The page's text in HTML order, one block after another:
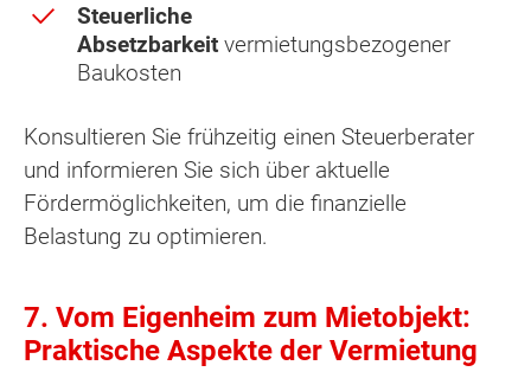
Steuerliche
Absetzbarkeit vermietungsbezogener
Baukosten
Konsultieren Sie frühzeitig einen Steuerberater
und informieren Sie sich über aktuelle
Fördermöglichkeiten, um die finanzielle
Belastung zu optimieren.
7. Vom Eigenheim zum Mietobjekt:
Praktische Aspekte der Vermietung